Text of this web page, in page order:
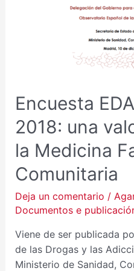
Encuesta
2018: una
la Medicina
Comunitaria
Deja un comentario /
Documentos e
Viene de ser publicada
de las Drogas y las
Ministerio de Sanidad,
LA
Y